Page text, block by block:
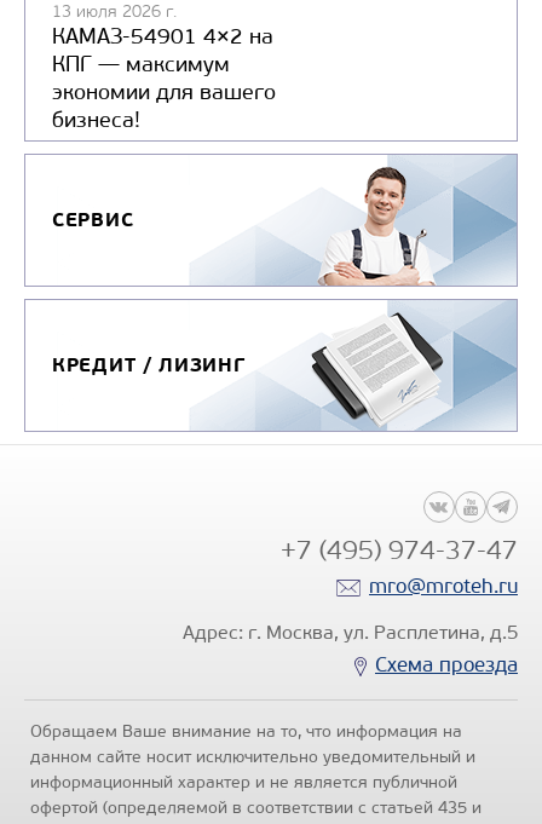
13 июля 2026 г.
КАМАЗ-54901 4×2 на
КПГ — максимум
экономии для вашего
бизнеса!
СЕРВИС
КРЕДИТ / ЛИЗИНГ
+7 (495) 974-37-47
mro@mroteh.ru
Адрес: г. Москва, ул. Расплетина, д.5
Схема проезда
Обращаем Ваше внимание на то, что информация на
данном сайте носит исключительно уведомительный и
информационный характер и не является публичной
офертой (определяемой в соответствии с статьей 435 и